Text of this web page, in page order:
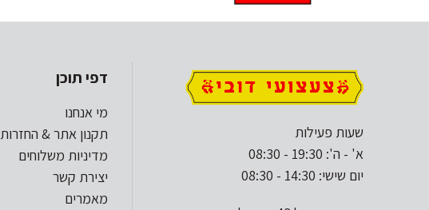
שעות פעילות
א' - ה': 19:30 - 08:30
יום שישי: 14:30 - 08:30
דפי תוכן
מי אנחנו
תקנון אתר & החזרות
מדיניות משלוחים
יצירת קשר
מאמרים